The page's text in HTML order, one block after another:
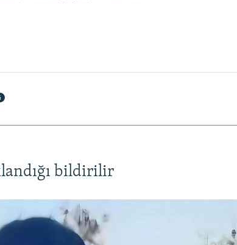
bildirilir